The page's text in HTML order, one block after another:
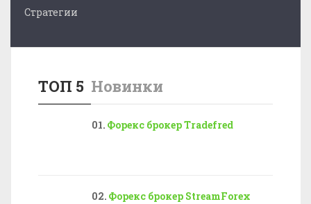
Стратегии
ТОП 5 Новинки
Форекс брокер Tradefred
Форекс брокер StreamForex